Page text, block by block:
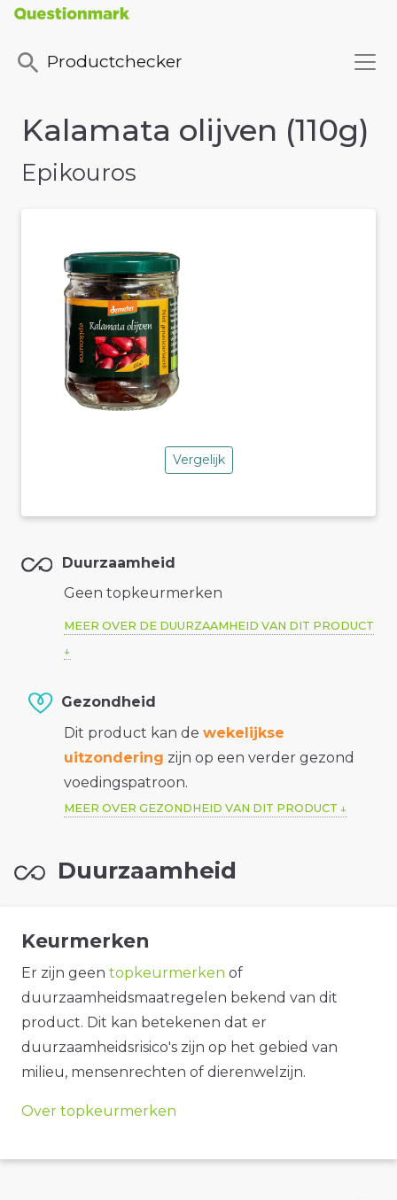
Productchecker
Kalamata olijven (110g)
Epikouros
Vergelijk
Duurzaamheid
Geen topkeurmerken
MEER OVER DE DUURZAAMHEID VAN DIT PRODUCT
Gezondheid
Dit product kan de wekelijkse
uitzondering zijn op een verder gezond
voedingspatroon.
MEER OVER GEZONDHEID VAN DIT PRODUCT
Duurzaamheid
Keurmerken
Er zijn geen topkeurmerken of
duurzaamheidsmaatregelen bekend van dit
product. Dit kan betekenen dat er
duurzaamheidsrisico's zijn op het gebied van
milieu, mensenrechten of dierenwelzijn.
Over topkeurmerken